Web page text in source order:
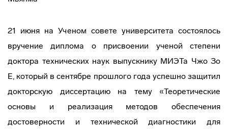
21 июня на Ученом совете университета состоялось
вручение диплома о присвоении ученой степени
доктора технических наук выпускнику МИЭТа Чжо Зо
Е, который в сентябре прошлого года успешно защитил
докторскую диссертацию на тему «Теоретические
основы и реализация методов обеспечения
достоверности и технической диагностики для